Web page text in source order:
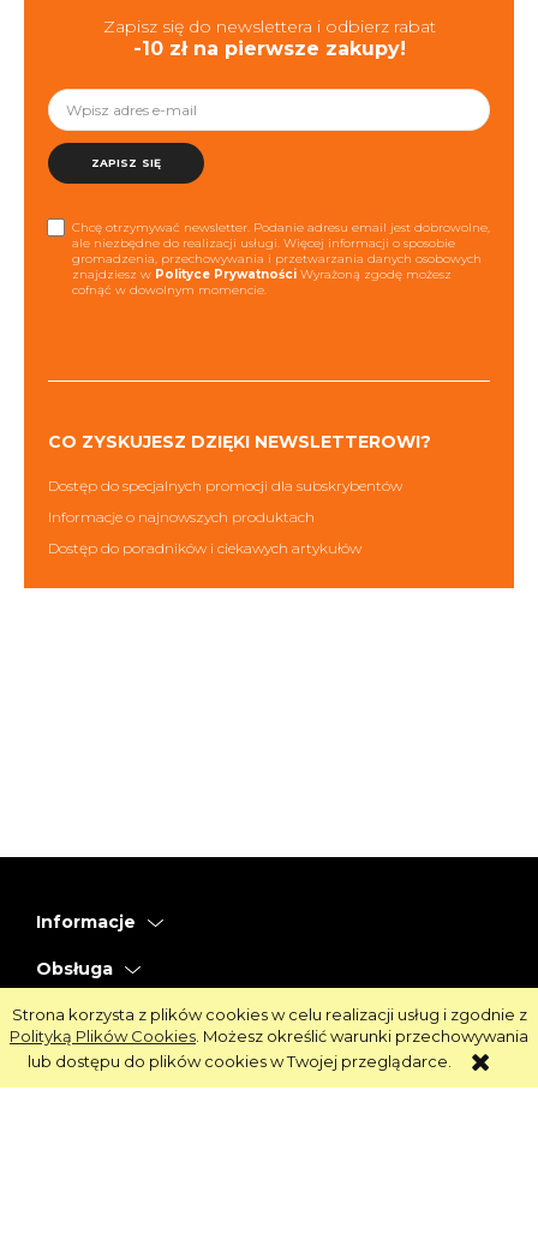
Strona korzysta z plików cookies w celu realizacji usług i zgodnie z
Polityką Plików Cookies . Możesz określić warunki przechowywania
lub dostępu do plików cookies w Twojej przeglądarce.
Zapisz się do newslettera i odbierz rabat
-10 zł na pierwsze zakupy!
ZAPISZ SIĘ
Chcę otrzymywać newsletter. Podanie adresu email jest dobrowolne,
ale niezbędne do realizacji usługi. Więcej informacji o sposobie
gromadzenia, przechowywania i przetwarzania danych osobowych
znajdziesz w Polityce Prywatności Wyrażoną zgodę możesz
cofnąć w dowolnym momencie.
CO ZYSKUJESZ DZIĘKI NEWSLETTEROWI?
Dostęp do specjalnych promocji dla subskrybentów
Informacje o najnowszych produktach
Dostęp do poradników i ciekawych artykułów
Informacje
Obsługa
Strefa Klienta
Strefa Marek